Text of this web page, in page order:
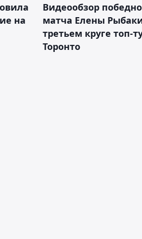
на
Видеообзор
матча Елены
третьем круге топ-
Торонто